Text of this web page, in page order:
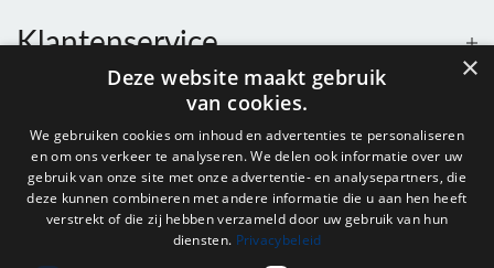
Klantenservice
Openingstijden
Nieuwsbrief
×
Deze website maakt gebruik
van cookies.
We gebruiken cookies om inhoud en advertenties te personaliseren
en om ons verkeer te analyseren. We delen ook informatie over uw
gebruik van onze site met onze advertentie- en analysepartners, die
deze kunnen combineren met andere informatie die u aan hen heeft
verstrekt of die zij hebben verzameld door uw gebruik van hun
diensten. Privacybeleid